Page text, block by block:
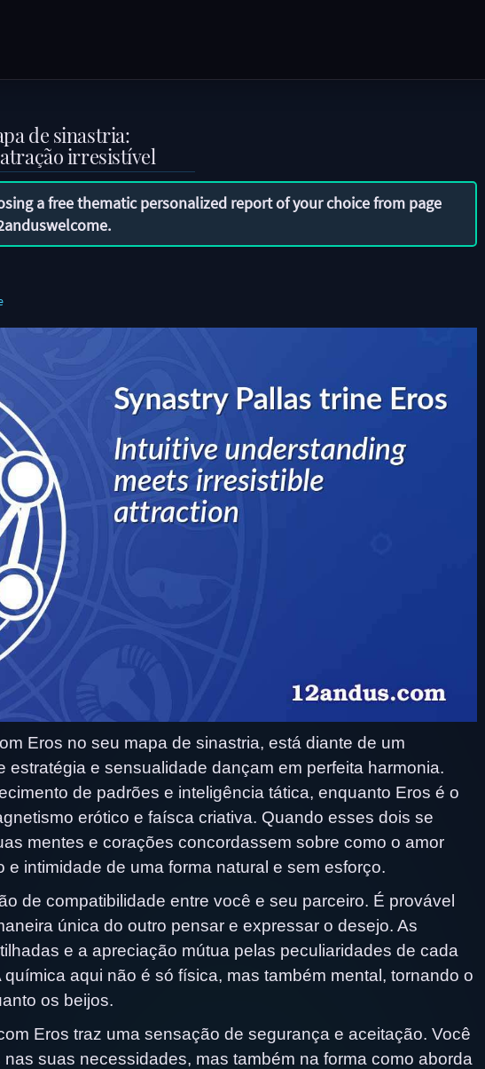
de sinastria:
irresistível
a free thematic personalized report of your choice from page
.
Eros no seu mapa de sinastria, está diante de um
estratégia e sensualidade dançam em perfeita harmonia.
de padrões e inteligência tática, enquanto Eros é o
erótico e faísca criativa. Quando esses dois se
mentes e corações concordassem sobre como o amor
intimidade de uma forma natural e sem esforço.
de compatibilidade entre você e seu parceiro. É provável
única do outro pensar e expressar o desejo. As
e a apreciação mútua pelas peculiaridades de cada
aqui não é só física, mas também mental, tornando o
os beijos.
Eros traz uma sensação de segurança e aceitação. Você
suas necessidades, mas também na forma como aborda